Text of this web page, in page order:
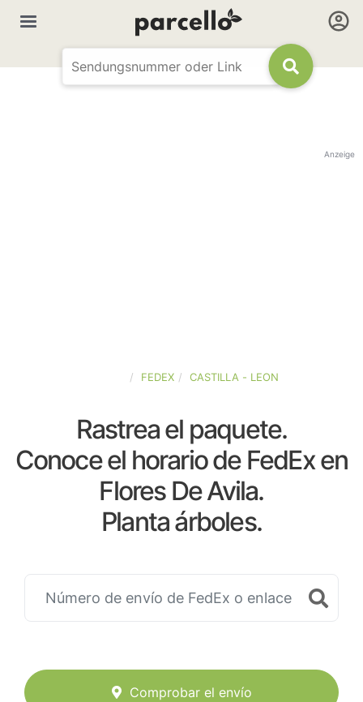
Anzeige
FEDEX CASTILLA - LEON
Rastrea el paquete.
Conoce el horario de FedEx en
Flores De Avila.
Planta árboles.
Comprobar el envío